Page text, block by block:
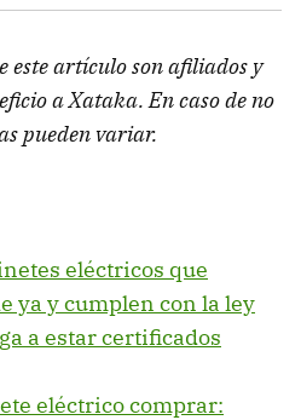
este artículo son afiliados y
a Xataka. En caso de no
pueden variar.
eléctricos que
ya y cumplen con la ley
a estar certificados
eléctrico comprar: